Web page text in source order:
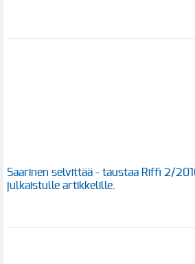
Saarinen selvittää - taustaa Riffi 2/
julkaistulle artikkelille.